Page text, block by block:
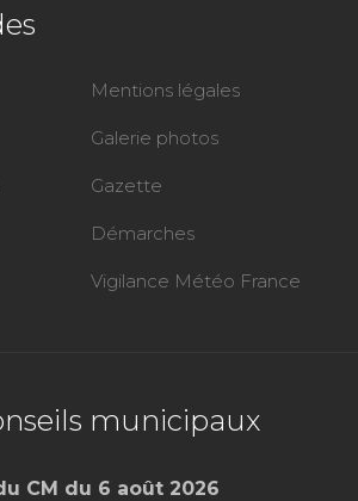
Mentions légales
Galerie photos
Gazette
Démarches
Vigilance Météo France
municipaux
CM du 6 août 2026